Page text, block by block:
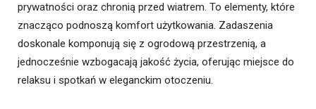
prywatności oraz chronią przed wiatrem. To elementy, które
znacząco podnoszą komfort użytkowania. Zadaszenia
doskonale komponują się z ogrodową przestrzenią, a
jednocześnie wzbogacają jakość życia, oferując miejsce do
relaksu i spotkań w eleganckim otoczeniu.